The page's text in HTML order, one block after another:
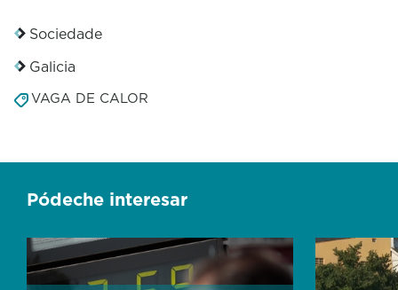
Sociedade
Galicia
VAGA DE CALOR
Pódeche interesar